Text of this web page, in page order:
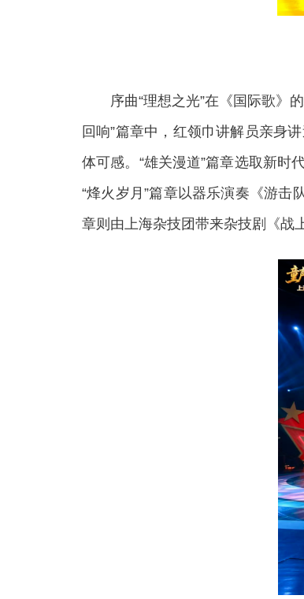
序曲“理想之光”在《国际歌》的
回响”篇章中，红领巾讲解员亲身
体可感。“雄关漫道”篇章选取新时
“烽火岁月”篇章以器乐演奏《游击
章则由上海杂技团带来杂技剧《战